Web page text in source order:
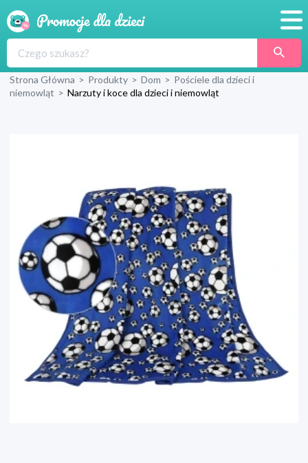
Produkty
Wyprawka
Strona Główna > Produkty > Dom > Pościele dla dzieci i
niemowląt > Narzuty i koce dla dzieci i niemowląt